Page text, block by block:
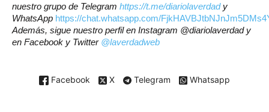
nuestro grupo de Telegram https://t.me/diariolaverdady
WhatsApp https://chat.whatsapp.com/
Además, sigue nuestro perfil en Instagram @diariolaverdad y
en Facebook y Twitter @laverdadweb
Facebook X Telegram Whatsapp